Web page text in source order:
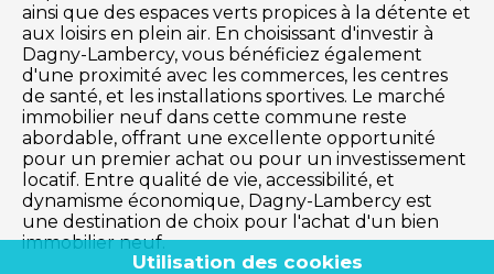
ainsi que des espaces verts propices à la détente et
aux loisirs en plein air. En choisissant d'investir à
Dagny-Lambercy, vous bénéficiez également
d'une proximité avec les commerces, les centres
de santé, et les installations sportives. Le marché
immobilier neuf dans cette commune reste
abordable, offrant une excellente opportunité
pour un premier achat ou pour un investissement
locatif. Entre qualité de vie, accessibilité, et
dynamisme économique, Dagny-Lambercy est
une destination de choix pour l'achat d'un bien
immobilier neuf.
Utilisation des cookies